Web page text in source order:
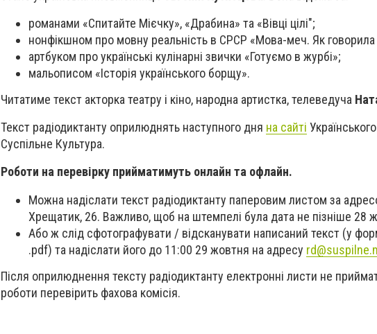
романами «Спитайте Мієчку», «Драбина» та «Вівці цілі";
нонфікшном про мовну реальність в СРСР «Мова-меч. Як говорила
артбуком про українські кулінарні звички «Готуємо в журбі»;
мальописом «Історія українського борщу».
Читатиме текст акторка театру і кіно, народна артистка, телеведуча
Текст радіодиктанту оприлюднять наступного дня на сайті
Суспільне Культура.
Роботи на перевірку прийматимуть онлайн та офлайн.
Можна надіслати текст радіодиктанту паперовим листом за
Хрещатик, 26. Важливо, щоб на штемпелі була дата не пізніше 28
Або ж слід сфотографувати / відсканувати написаний текст (у
.pdf) та надіслати його до 11:00 29 жовтня на адресу
Після оприлюднення тексту радіодиктанту електронні листи не
роботи перевірить фахова комісія.